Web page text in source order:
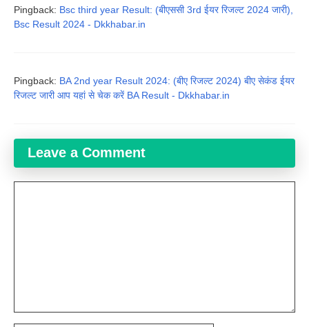
Pingback: Bsc third year Result: (बीएससी 3rd ईयर रिजल्ट 2024 जारी),
Bsc Result 2024 - Dkkhabar.in
Pingback: BA 2nd year Result 2024: (बीए रिजल्ट 2024) बीए सेकंड ईयर
रिजल्ट जारी आप यहां से चेक करें BA Result - Dkkhabar.in
Leave a Comment